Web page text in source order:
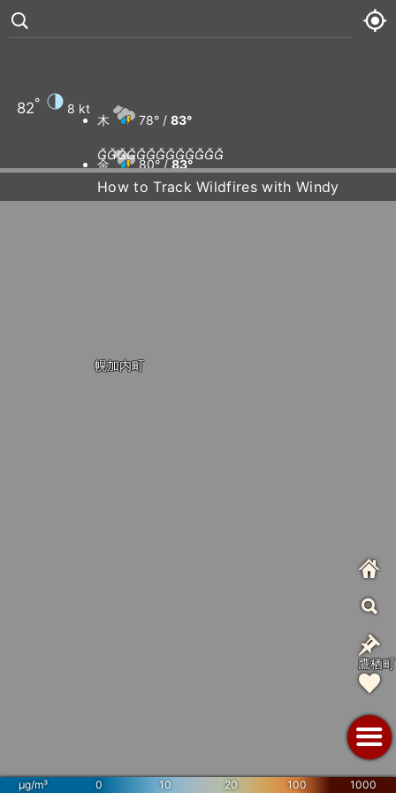
幌加内町
鷹栖町
µg/m³ 0 10 20 100 1000
82° 8 kt
木 78° / 83°
金 80° /83°

How to Track Wildfires with Windy